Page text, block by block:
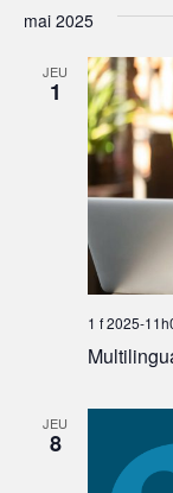
mai 2025
JEU
1
1 f 2025-
JEU
8